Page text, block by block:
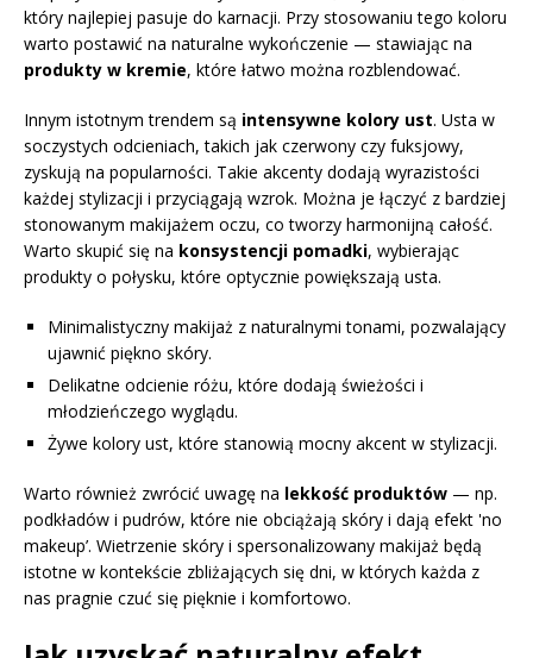
który najlepiej pasuje do karnacji. Przy stosowaniu tego koloru
warto postawić na naturalne wykończenie — stawiając na
produkty w kremie, które łatwo można rozblendować.
Innym istotnym trendem są intensywne kolory ust. Usta w
soczystych odcieniach, takich jak czerwony czy fuksjowy,
zyskują na popularności. Takie akcenty dodają wyrazistości
każdej stylizacji i przyciągają wzrok. Można je łączyć z bardziej
stonowanym makijażem oczu, co tworzy harmonijną całość.
Warto skupić się na konsystencji pomadki, wybierając
produkty o połysku, które optycznie powiększają usta.
Minimalistyczny makijaż z naturalnymi tonami, pozwalający
ujawnić piękno skóry.
Delikatne odcienie różu, które dodają świeżości i
młodzieńczego wyglądu.
Żywe kolory ust, które stanowią mocny akcent w stylizacji.
Warto również zwrócić uwagę na lekkość produktów — np.
podkładów i pudrów, które nie obciążają skóry i dają efekt 'no
makeup’. Wietrzenie skóry i spersonalizowany makijaż będą
istotne w kontekście zbliżających się dni, w których każda z
nas pragnie czuć się pięknie i komfortowo.